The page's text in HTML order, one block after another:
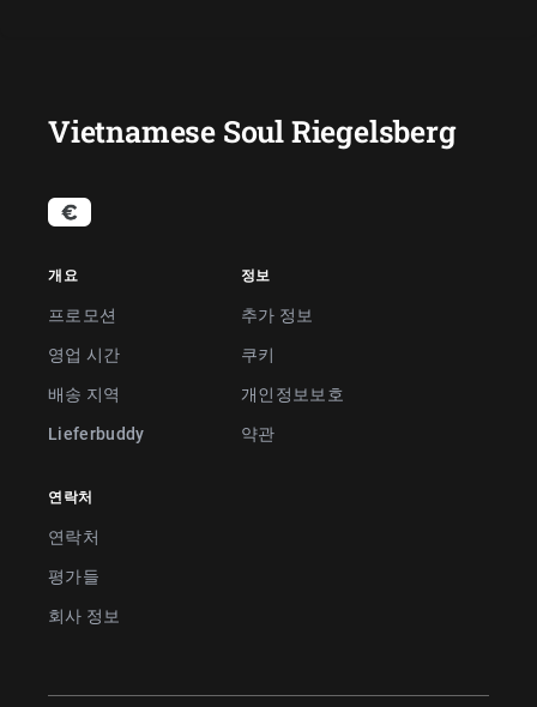
Vietnamese Soul Riegelsberg
개요
프로모션
영업 시간
배송 지역
Lieferbuddy
정보
추가 정보
쿠키
개인정보보호
약관
연락처
연락처
평가들
회사 정보